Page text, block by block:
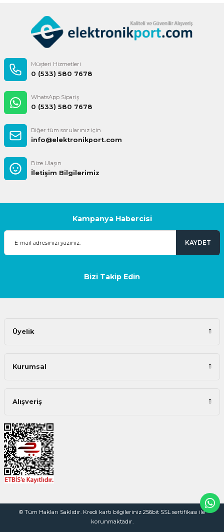
Müşteri Hizmetleri
0 (533) 580 7678
WhatsApp Sipariş
0 (533) 580 7678
Diğer tüm sorularınız için
info@elektronikport.com
Bize Ulaşın
İletişim Bilgilerimiz
Kampanya Habercisi
KAYDET
Bizi Takip Edin
Üyelik
Kurumsal
Alışveriş
© Tüm Hakları Saklıdır. Kredi kartı bilgileriniz 256bit SSL sertifikası ile
korunmaktadır.